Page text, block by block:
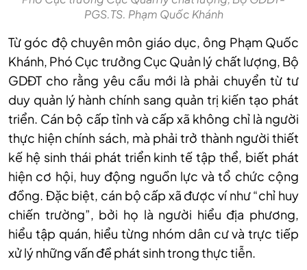
PGS.TS. Phạm Quốc Khánh
Từ góc độ chuyên môn giáo dục, ông Phạm Quốc
Khánh, Phó Cục trưởng Cục Quản lý chất lượng, Bộ
GDĐT cho rằng yêu cầu mới là phải chuyển từ tư
duy quản lý hành chính sang quản trị kiến tạo phát
triển. Cán bộ cấp tỉnh và cấp xã không chỉ là người
thực hiện chính sách, mà phải trở thành người thiết
kế hệ sinh thái phát triển kinh tế tập thể, biết phát
hiện cơ hội, huy động nguồn lực và tổ chức cộng
đồng. Đặc biệt, cán bộ cấp xã được ví như “chỉ huy
chiến trường”, bởi họ là người hiểu địa phương,
hiểu tập quán, hiểu từng nhóm dân cư và trực tiếp
xử lý những vấn đề phát sinh trong thực tiễn.